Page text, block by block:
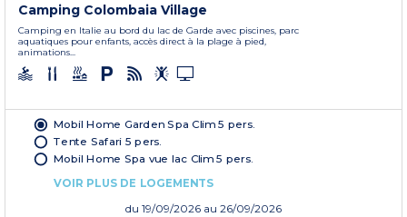
Camping Colombaia Village
Camping en Italie au bord du lac de Garde avec piscines, parc
aquatiques pour enfants, accès direct à la plage à pied,
animations...
Mobil Home Garden Spa Clim 5 pers.
Tente Safari 5 pers.
Mobil Home Spa vue lac Clim 5 pers.
VOIR PLUS DE LOGEMENTS
du 19/09/2026 au 26/09/2026